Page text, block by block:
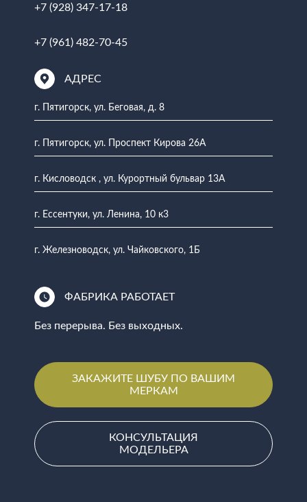
+7 (928) 347-17-18
+7 (961) 482-70-45
АДРЕС
г. Пятигорск, ул. Беговая, д. 8
г. Пятигорск, ул. Проспект Кирова 26А
г. Кисловодск , ул. Курортный бульвар 13А
г. Ессентуки, ул. Ленина, 10 к3
г. Железноводск, ул. Чайковского, 1Б
ФАБРИКА РАБОТАЕТ
Без перерыва. Без выходных.
ЗАКАЖИТЕ ШУБУ ПО ВАШИМ
МЕРКАМ
КОНСУЛЬТАЦИЯ
МОДЕЛЬЕРА